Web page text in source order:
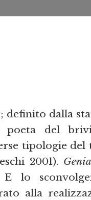
; definito dalla
poeta del
tipologie
2001). Genia
E lo
alla